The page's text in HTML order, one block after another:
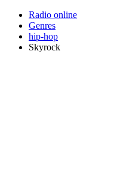
Radio online
Genres
hip-hop
Skyrock